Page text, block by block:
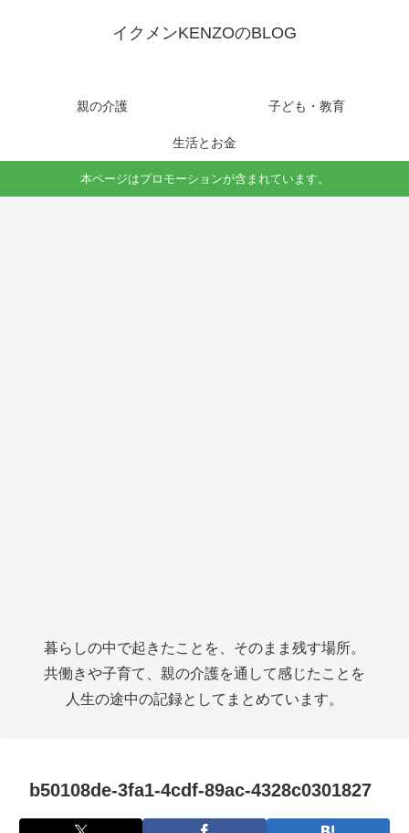
イクメンKENZOのBLOG
親の介護 子ども・教育
生活とお金
本ページはプロモーションが含まれています。
暮らしの中で起きたことを、そのまま残す場所。
共働きや子育て、親の介護を通して感じたことを
人生の途中の記録としてまとめています。
b50108de-3fa1-4cdf-89ac-4328c0301827